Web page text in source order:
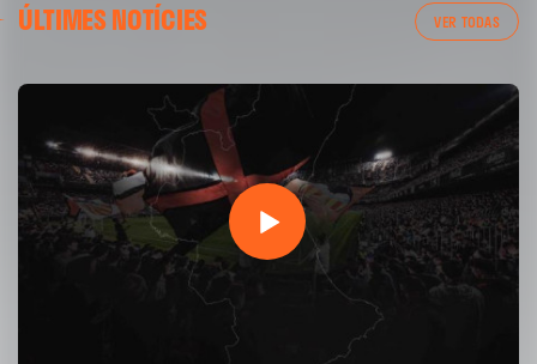
ÚLTIMES NOTÍCIES VER TODAS